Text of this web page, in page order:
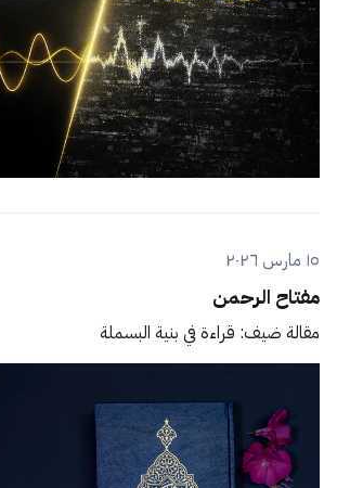
١٥ مارس ٢٠٢٦
مفتاح الرحمن
مقالة ضيف: قراءة في بنية البسملة